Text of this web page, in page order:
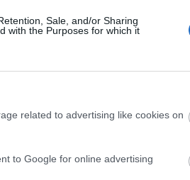
Sale, and/or Sharing
with the Purposes for which it
related to advertising like cookies on
to Google for online advertising
és Fejlődés
változik, ezért az
az újdonságokkal.
részt, hogy
technológiákkal